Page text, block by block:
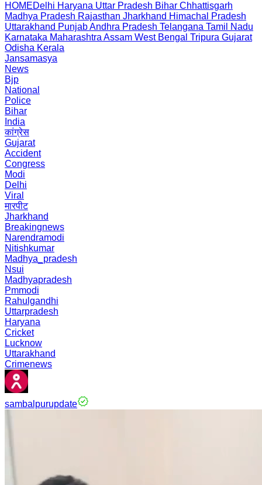
HOMEDelhi Haryana Uttar Pradesh Bihar Chhattisgarh
Madhya Pradesh Rajasthan Jharkhand Himachal Pradesh
Uttarakhand PunjabAndhra Pradesh Telangana Tamil Nadu
Karnataka Maharashtra Assam West Bengal Tripura Gujarat
Odisha Kerala
Jansamasya
News
Bjp
National
Police
Bihar
India
कांग्रेस
Gujarat
Accident
Congress
Modi
Delhi
Viral
मारपीट
Jharkhand
Breakingnews
Narendramodi
Nitishkumar
Madhya_pradesh
Nsui
Madhyapradesh
Pmmodi
Rahulgandhi
Uttarpradesh
Haryana
Cricket
Lucknow
Uttarakhand
Crimenews
sambalpurupdate